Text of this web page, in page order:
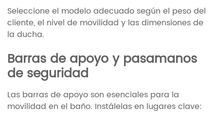
Seleccione el modelo adecuado según el peso del
cliente, el nivel de movilidad y las dimensiones de
la ducha.
Barras de apoyo y pasamanos
de seguridad
Las barras de apoyo son esenciales para la
movilidad en el baño. Instálelas en lugares clave: